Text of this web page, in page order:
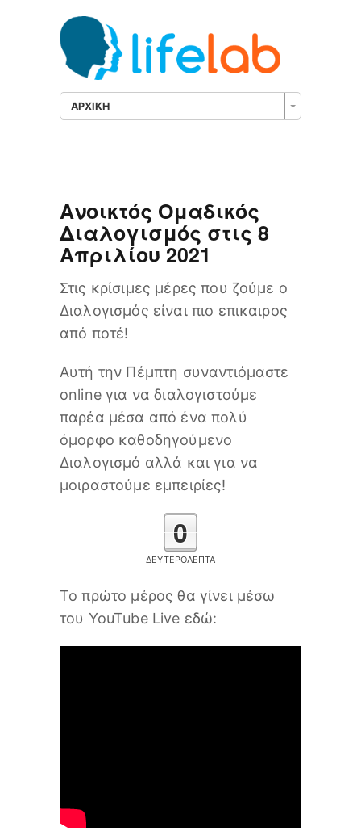
ΑΡΧΙΚΗ
Ανοικτός Ομαδικός
Διαλογισμός στις 8
Απριλίου 2021
Στις κρίσιμες μέρες που ζούμε ο
Διαλογισμός είναι πιο επικαιρος
από ποτέ!
Αυτή την Πέμπτη συναντιόμαστε
online για να διαλογιστούμε
παρέα μέσα από ένα πολύ
όμορφο καθοδηγούμενο
Διαλογισμό αλλά και για να
μοιραστούμε εμπειρίες!
0
ΔΕΥΤΕΡΌΛΕΠΤΑ
Το πρώτο μέρος θα γίνει μέσω
του YouTube Live εδώ: